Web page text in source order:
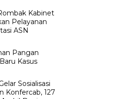
Kabinet
Pelayanan
ASN
Pangan
Kasus
Sosialisasi
Konfercab, 127